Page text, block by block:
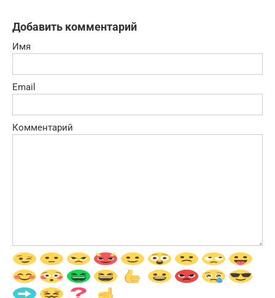
Добавить комментарий
Имя
Email
Комментарий